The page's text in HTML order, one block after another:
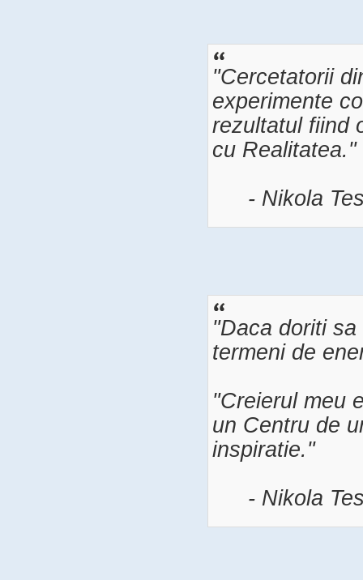
"Cercetatorii
experimente
rezultatul fiind
cu Realitatea."
- Nikola
"Daca doriti
termeni de
"Creierul meu
un Centru de
inspiratie."
- Nikola